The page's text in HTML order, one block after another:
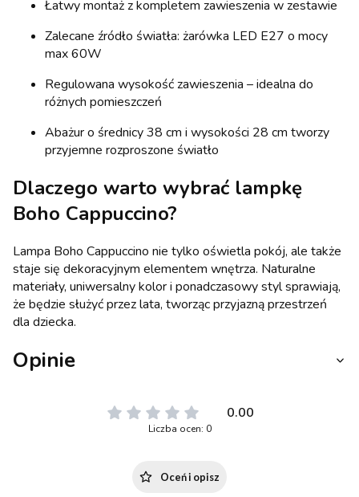
Łatwy montaż z kompletem zawieszenia w zestawie
Zalecane źródło światła: żarówka LED E27 o mocy
max 60W
Regulowana wysokość zawieszenia – idealna do
różnych pomieszczeń
Abażur o średnicy 38 cm i wysokości 28 cm tworzy
przyjemne rozproszone światło
Dlaczego warto wybrać lampkę
Boho Cappuccino?
Lampa Boho Cappuccino nie tylko oświetla pokój, ale także
staje się dekoracyjnym elementem wnętrza. Naturalne
materiały, uniwersalny kolor i ponadczasowy styl sprawiają,
że będzie służyć przez lata, tworząc przyjazną przestrzeń
dla dziecka.
Opinie
0.00
Liczba ocen: 0
Oceń i opisz